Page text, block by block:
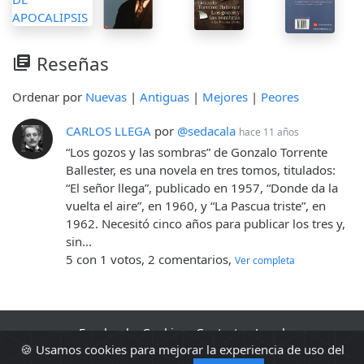
library_books Reseñas
Ordenar por Nuevas | Antiguas | Mejores | Peores
CARLOS LLEGA por @sedacala hace 11 años
“Los gozos y las sombras” de Gonzalo Torrente
Ballester, es una novela en tres tomos, titulados:
“El señor llega”, publicado en 1957, “Donde da la
vuelta el aire”, en 1960, y “La Pascua triste”, en
1962. Necesitó cinco años para publicar los tres y,
sin...
5 con 1 votos, 2 comentarios, Ver completa
🍪 Usamos cookies para mejorar la experiencia de uso del
Facebook Cookies Contacto
Legal